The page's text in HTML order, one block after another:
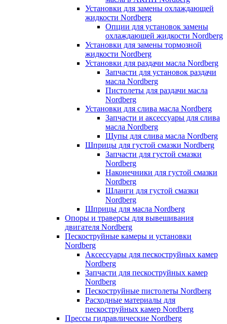
Установки для замены охлаждающей
жидкости Nordberg
Опции для установок замены
охлаждающей жидкости Nordberg
Установки для замены тормозной
жидкости Nordberg
Установки для раздачи масла Nordberg
Запчасти для установок раздачи
масла Nordberg
Пистолеты для раздачи масла
Nordberg
Установки для слива масла Nordberg
Запчасти и аксессуары для слива
масла Nordberg
Щупы для слива масла Nordberg
Шприцы для густой смазки Nordberg
Запчасти для густой смазки
Nordberg
Наконечники для густой смазки
Nordberg
Шланги для густой смазки
Nordberg
Шприцы для масла Nordberg
Опоры и траверсы для вывешивания
двигателя Nordberg
Пескоструйные камеры и установки
Nordberg
Аксессуары для пескоструйных камер
Nordberg
Запчасти для пескоструйных камер
Nordberg
Пескоструйные пистолеты Nordberg
Расходные материалы для
пескоструйных камер Nordberg
Прессы гидравлические Nordberg